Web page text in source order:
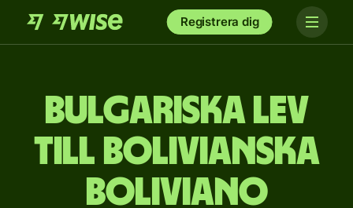
Registrera dig
Bulgariska lev
till bolivianska
boliviano